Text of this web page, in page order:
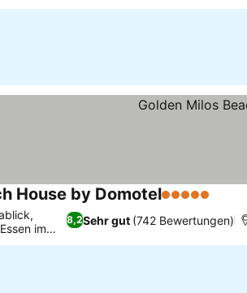
House by Domotel5 Sterne
8,2Sehr gut (742 Bewertungen)
im